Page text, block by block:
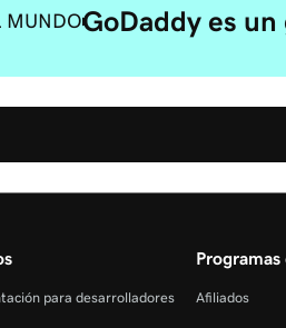
MUNDOGoDaddy es
para desarrolladores
Programas
Afiliados